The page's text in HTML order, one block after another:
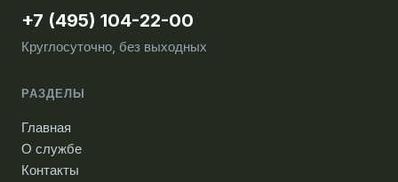
+7 (495) 104-22-00
Круглосуточно, без выходных
РАЗДЕЛЫ
Главная
О службе
Контакты